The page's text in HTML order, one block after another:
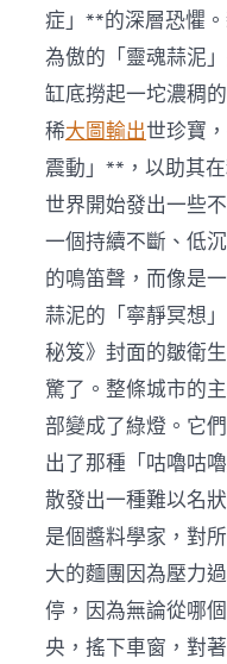
症」**的深層恐懼
為傲的「靈魂蒜泥
缸底撈起一坨濃稠
稀大圖輸出世珍寶
震動」**，以助其
世界開始發出一些
一個持續不斷、低
的鳴笛聲，而像是
蒜泥的「寧靜冥想
秘笈》封面的皺衛
驚了。整條城市的
部變成了綠燈。它
出了那種「咕嚕咕
散發出一種難以名
是個醬料學家，對
大的麵團因為壓力
停，因為無論從哪
央，搖下車窗，對